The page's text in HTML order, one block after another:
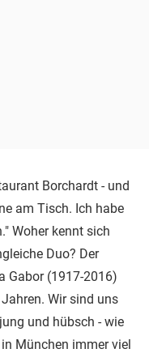
Borchardt - und
am Tisch. Ich habe
Woher kennt sich
Duo? Der
Gabor (1917-2016)
Wir sind uns
und hübsch - wie
München immer viel